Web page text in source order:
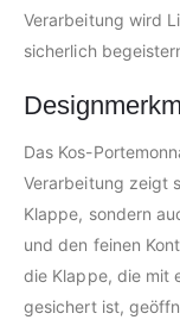
Verarbeitung wird
sicherlich
Das Kos-
Verarbeitung zeigt
Klappe, sondern
und den feinen
die Klappe, die mit
gesichert ist,